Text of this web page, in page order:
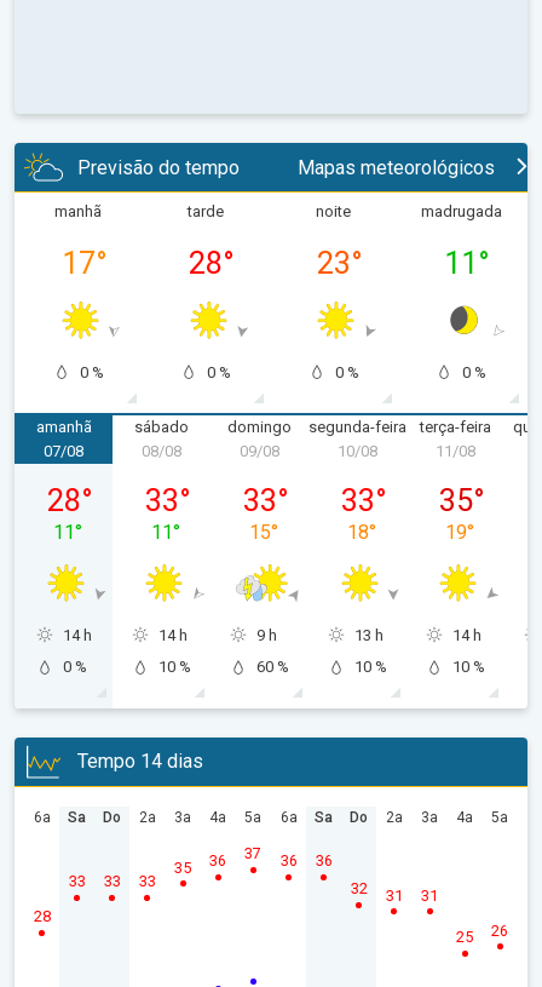
Previsão do tempo Mapas meteorológicos
manhã
17°
0 %
tarde
28°
0 %
noite
23°
0 %
madrugada
11 °
0 %
amanhã
sexta-feira, 07/08
07/08
28°
11°
14 h
0 %
sábado
sábado, 08/08
08/08
33°
11°
14 h
10 %
domingo
domingo, 09/08
09/08
33°
15°
9 h
60 %
segunda-feira
segunda-feira, 10/08
10/08
33°
18°
13 h
10 %
terça-feira
11/08
35°
19°
14 h
10 %
Tempo 14 dias
6a
28
Sa
33
Do
33
2a
33
3a
35
4a
36
5a
37
6a
36
Sa
36
Do
32
2a
31
3a
31
4a
25
5a
26